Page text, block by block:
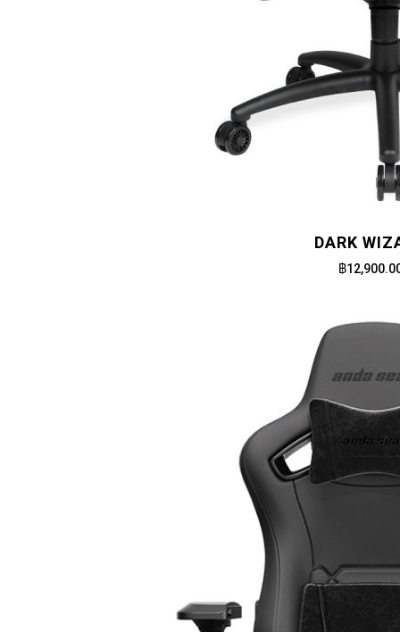
DARK
฿